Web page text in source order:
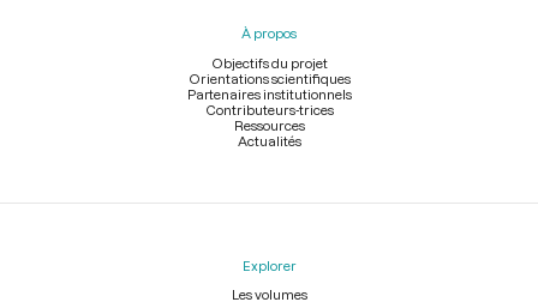
À propos
Objectifs du projet
Orientations scientifiques
Partenaires institutionnels
Contributeurs-trices
Ressources
Actualités
Explorer
Les volumes